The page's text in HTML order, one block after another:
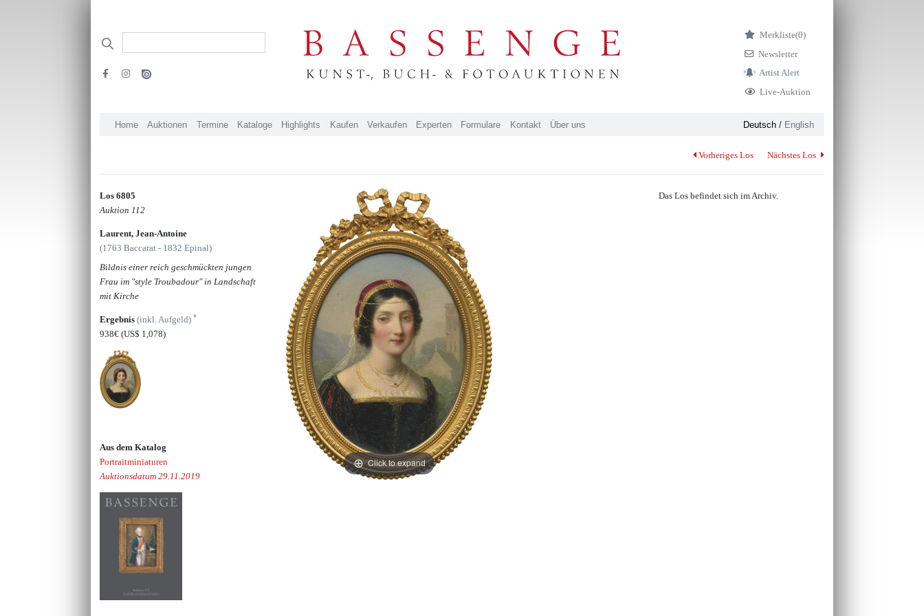
Merkliste(0)
Newsletter
Artist Alert
Live-Auktion
Home Auktionen Termine Kataloge Highlights Kaufen Verkaufen Experten Formulare Kontakt Über uns Deutsch/ English
Vorheriges Los Nächstes Los
Los 6805
Auktion 112
Laurent, Jean-Antoine
(1763 Baccarat - 1832 Epinal)
Bildnis einer reich geschmückten jungen
Frau im "style Troubadour" in Landschaft
mit Kirche
Ergebnis(inkl. Aufgeld)*
938€(US$ 1,078)
Aus dem Katalog
Portraitminiaturen
Auktionsdatum 29.11.2019
Click to expand
Das Los befindet sich im Archiv.